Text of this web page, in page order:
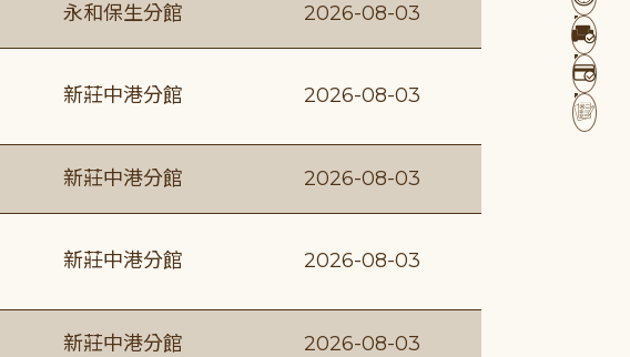
永和保生分館 2026-08-03
新莊中港分館 2026-08-03
新莊中港分館 2026-08-03
新莊中港分館 2026-08-03
新莊中港分館 2026-08-03